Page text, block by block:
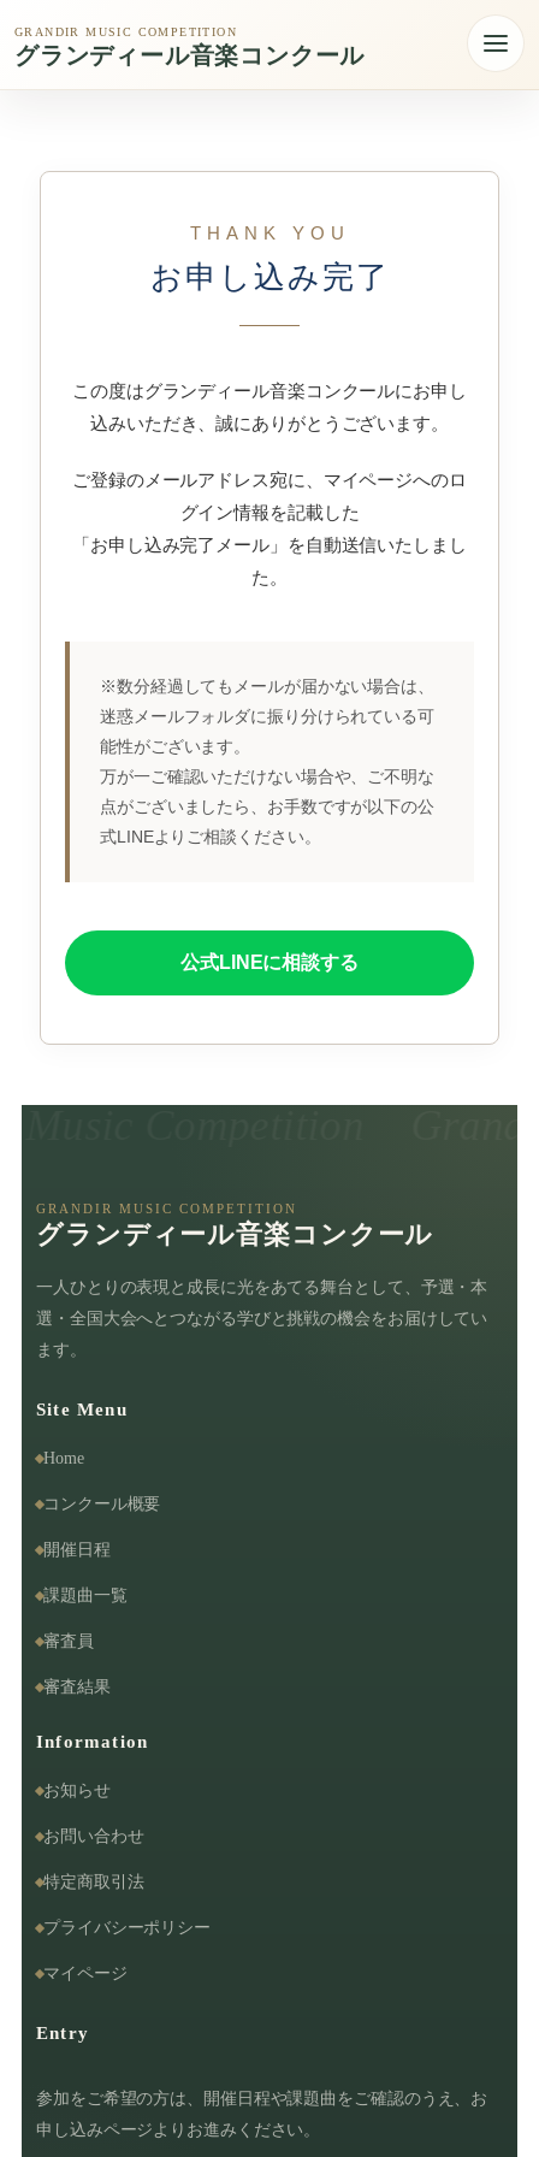
GRANDIR MUSIC COMPETITION
グランディール音楽コンクール
THANK YOU
お申し込み完了
この度はグランディール音楽コンクールにお申し
込みいただき、誠にありがとうございます。
ご登録のメールアドレス宛に、マイページへのロ
グイン情報を記載した
「お申し込み完了メール」を自動送信いたしまし
た。
※数分経過してもメールが届かない場合は、
迷惑メールフォルダに振り分けられている可
能性がございます。
万が一ご確認いただけない場合や、ご不明な
点がございましたら、お手数ですが以下の公
式LINEよりご相談ください。
公式LINEに相談する
GRANDIR MUSIC COMPETITION
グランディール音楽コンクール
一人ひとりの表現と成長に光をあてる舞台として、予選・本
選・全国大会へとつながる学びと挑戦の機会をお届けしてい
ます。
Site Menu
Home
コンクール概要
開催日程
課題曲一覧
審査員
審査結果
Information
お知らせ
お問い合わせ
特定商取引法
プライバシーポリシー
マイページ
Entry
参加をご希望の方は、開催日程や課題曲をご確認のうえ、お
申し込みページよりお進みください。